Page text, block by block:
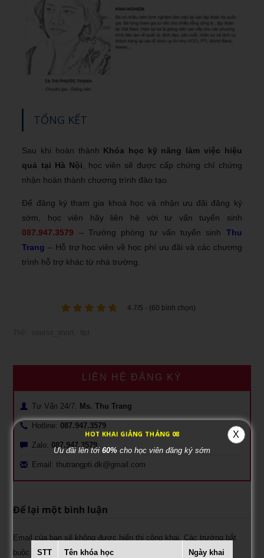
TỔNG KẾT
Sau khi hoàn thành Khóa học kỹ năng làm việc hiệu
quả tại Hà Nội , học viên sẽ được cấp chứng chỉ chứng
nhận hoàn thành chương trình đào tạo.
Để đăng ký tham gia khoá học và nhận ưu đãi đăng ký
sớm, học viên hãy liên hệ với tư vấn tuyển sinh
087.947.3579 – Trưởng phòng tư vấn tuyển sinh Thu
Trang – Hỗ trợ học viên về học phí ưu đãi và các chương
trình hỗ trợ khác từ nhà trường.
4.7/5 - (60 bình chọn)
LIÊN HỆ ĐĂNG KÝ
Tư Vấn 24/7: Ms. Thu Trang
Hotline: 087.947.3579
Zalo: 087.947.3579
Email: thutrangpti.dk@gmail.com
Để lại một bình luận
Email của bạn sẽ không được hiển thị công khai.
Các trường bắt
buộc được đánh dấu*
X
HOT KHAI GIẢNG THÁNG 08
Ưu đãi lên tới 60% cho học viên đăng ký sớm
STT Tên khóa học Ngày khai